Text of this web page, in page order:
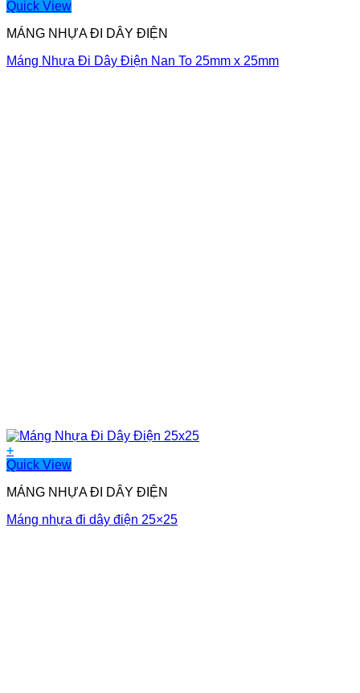
Quick View
MÁNG NHỰA ĐI DÂY ĐIỆN
Máng Nhựa Đi Dây Điện Nan To 25mm x 25mm
+
Quick View
MÁNG NHỰA ĐI DÂY ĐIỆN
Máng nhựa đi dây điện 25×25